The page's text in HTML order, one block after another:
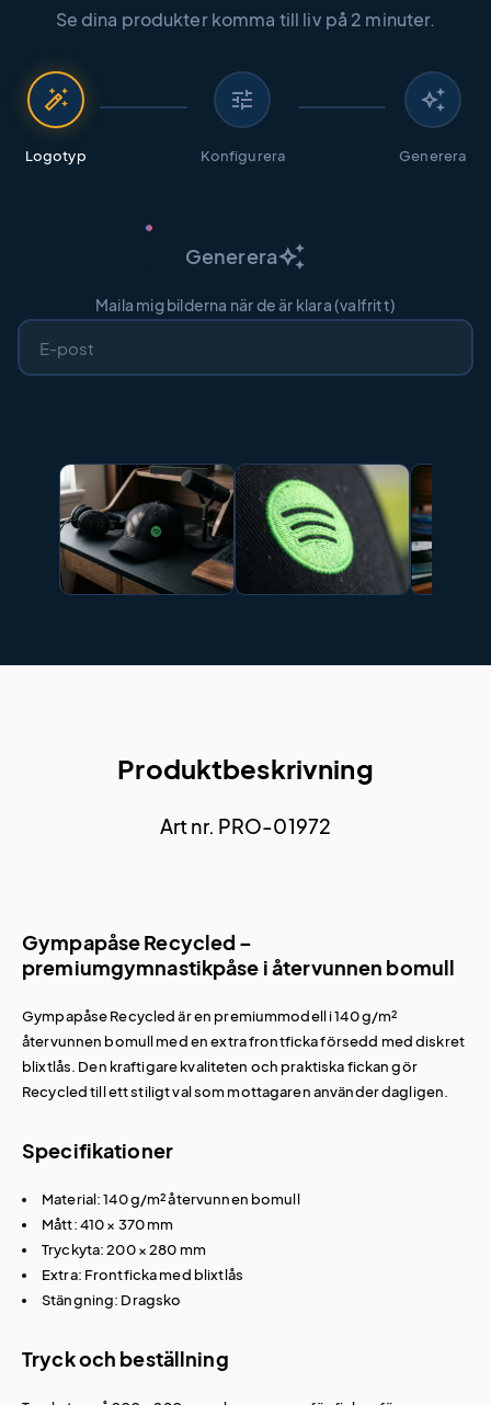
Se dina produkter komma till liv på 2 minuter.
auto_fix_high
Logotyp
tune
Konfigurera
auto_awesome
Generera
Genereraauto_awesome
Maila mig bilderna när de är klara (valfritt)
Produktbeskrivning
Art nr. PRO-01972
Gympapåse Recycled –
premiumgymnastikpåse i återvunnen bomull
Gympapåse Recycled är en premiummodell i 140 g/m²
återvunnen bomull med en extra frontficka försedd med diskret
blixtlås. Den kraftigare kvaliteten och praktiska fickan gör
Recycled till ett stiligt val som mottagaren använder dagligen.
Specifikationer
Material: 140 g/m² återvunnen bomull
Mått: 410 × 370 mm
Tryckyta: 200 × 280 mm
Extra: Frontficka med blixtlås
Stängning: Dragsko
Tryck och beställning